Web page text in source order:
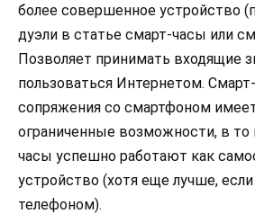
более совершенное устройство
дуэли в статье смарт-часы или
Позволяет принимать входящие
пользоваться Интернетом.
сопряжения со смартфоном
ограниченные возможности, в то
часы успешно работают как
устройство (хотя еще лучше,
телефоном).